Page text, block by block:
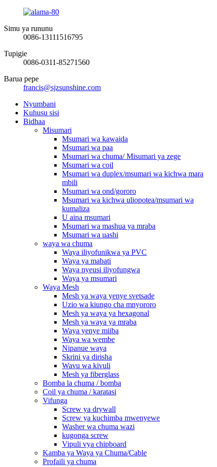
Simu ya rununu
0086-13111516795
Tupigie
0086-0311-85271560
Barua pepe
francis@sjzsunshine.com
Nyumbani
Kuhusu sisi
Bidhaa
Misumari
Msumari wa kawaida
Msumari wa paa
Msumari wa chuma/ Misumari ya zege
Msumari wa coil
Msumari wa duplex/msumari wa kichwa mara
mbili
Msumari wa ond/gororo
Msumari wa kichwa uliopotea/msumari wa
kumaliza
U aina msumari
Msumari wa mashua ya mraba
Msumari wa uashi
waya wa chuma
Waya iliyofunikwa ya PVC
Waya ya mabati
Waya nyeusi iliyofungwa
Waya ya msumari
Waya Mesh
Mesh ya waya yenye svetsade
Uzio wa kiungo cha mnyororo
Mesh ya waya ya hexagonal
Mesh ya waya ya mraba
Waya yenye miiba
Waya wa wembe
Nipanue waya
Skrini ya dirisha
Wavu wa kivuli
Mesh ya fiberglass
Bomba la chuma / bomba
Coil ya chuma / karatasi
Vifunga
Screw ya drywall
Screw ya kuchimba mwenyewe
Washer wa chuma wazi
kugonga screw
Vipuli vya chipboard
Kamba ya Waya ya Chuma/Cable
Profaili ya chuma